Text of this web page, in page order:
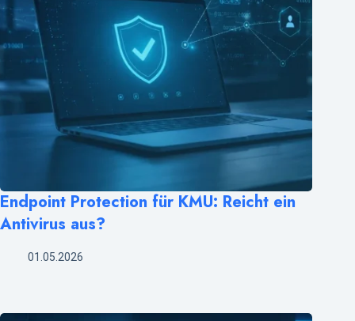
Endpoint Protection für KMU: Reicht ein
Antivirus aus?
01.05.2026